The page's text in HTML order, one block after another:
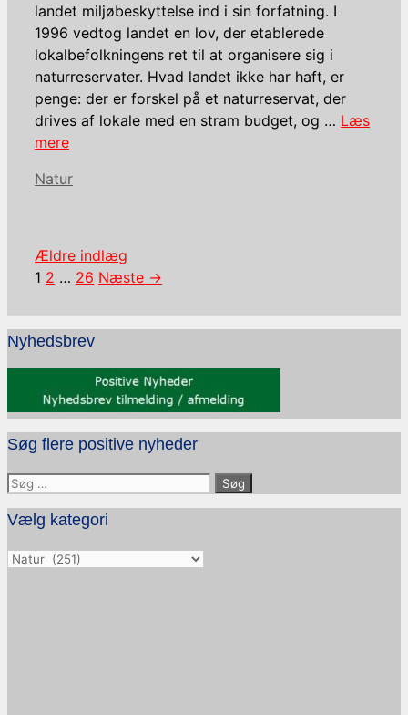
landet miljøbeskyttelse ind i sin forfatning. I
1996 vedtog landet en lov, der etablerede
lokalbefolkningens ret til at organisere sig i
naturreservater. Hvad landet ikke har haft, er
penge: der er forskel på et naturreservat, der
drives af lokale med en stram budget, og … Læs
mere
Kategorier
Natur
Ældre indlæg
Side
1 Side
2 … Side
26 Næste →
Nyhedsbrev
Søg flere positive nyheder
Søg
efter:
Vælg kategori
Vælg